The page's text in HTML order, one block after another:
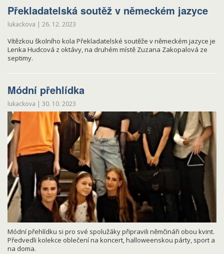
Překladatelská soutěž v německém jazyce
lukackova | 26. 12. 2023
Vítězkou školního kola Překladatelské soutěže v německém jazyce je
Lenka Hudcová z oktávy, na druhém místě Zuzana Zakopalová ze
septimy.
Módní přehlídka
lukackova | 30. 10. 2023
Módní přehlídku si pro své spolužáky připravili němčináři obou kvint.
Předvedli kolekce oblečení na koncert, halloweenskou párty, sport a
na doma.